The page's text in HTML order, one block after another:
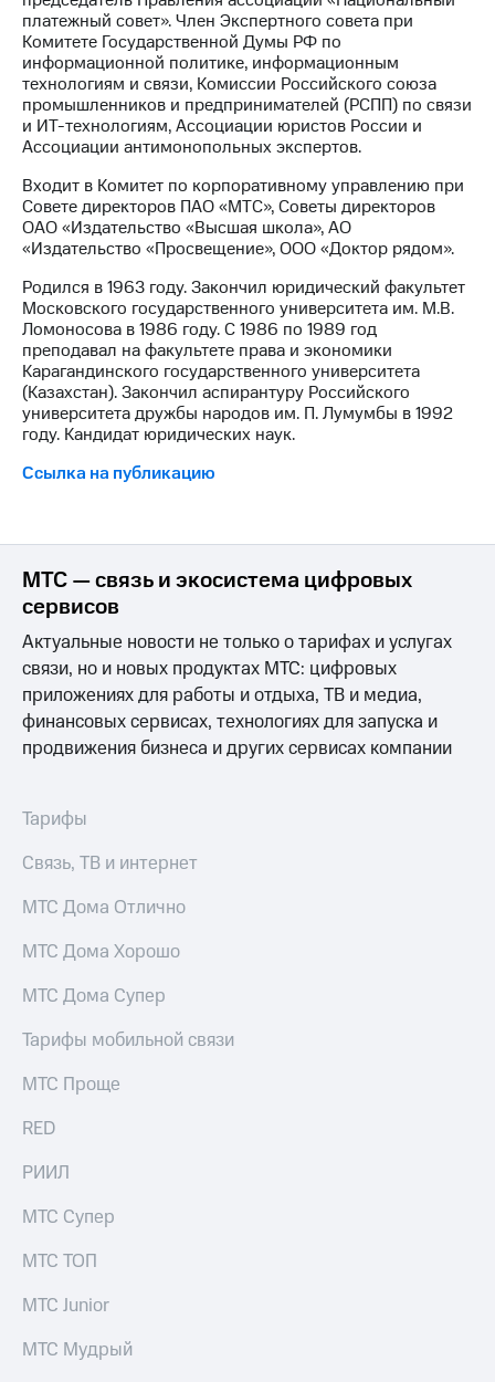
платежный совет». Член Экспертного совета при
Комитете Государственной Думы РФ по
информационной политике, информационным
технологиям и связи, Комиссии Российского союза
промышленников и предпринимателей (РСПП) по связи
и ИТ-технологиям, Ассоциации юристов России и
Ассоциации антимонопольных экспертов.
Входит в Комитет по корпоративному управлению при
Совете директоров ПАО «МТС», Советы директоров
ОАО «Издательство «Высшая школа», АО
«Издательство «Просвещение», ООО «Доктор рядом».
Родился в 1963 году. Закончил юридический факультет
Московского государственного университета им. М.В.
Ломоносова в 1986 году. С 1986 по 1989 год
преподавал на факультете права и экономики
Карагандинского государственного университета
(Казахстан). Закончил аспирантуру Российского
университета дружбы народов им. П. Лумумбы в 1992
году. Кандидат юридических наук.
Ссылка на публикацию
МТС — связь и экосистема цифровых
сервисов
Актуальные новости не только о тарифах и услугах
связи, но и новых продуктах МТС: цифровых
приложениях для работы и отдыха, ТВ и медиа,
финансовых сервисах, технологиях для запуска и
продвижения бизнеса и других сервисах компании
Тарифы
Связь, ТВ и интернет
МТС Дома Отлично
МТС Дома Хорошо
МТС Дома Супер
Тарифы мобильной связи
МТС Проще
RED
РИИЛ
МТС Супер
МТС ТОП
МТС Junior
МТС Мудрый